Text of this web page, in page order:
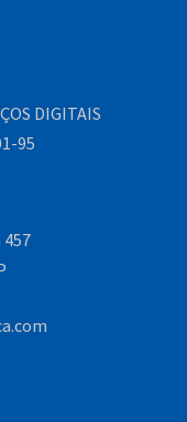
DIGITAIS
95
457